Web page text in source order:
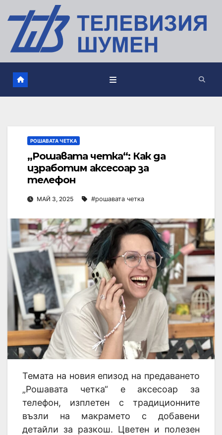
РОШАВАТА ЧЕТКА
„Рошавата четка“: Как да
изработим аксесоар за
телефон
МАЙ 3, 2025 #рошавата четка
Темата на новия епизод на предаването
„Рошавата четка“ е аксесоар за
телефон, изплетен с традиционните
възли на макрамето с добавени
детайли за разкош. Цветен и полезен